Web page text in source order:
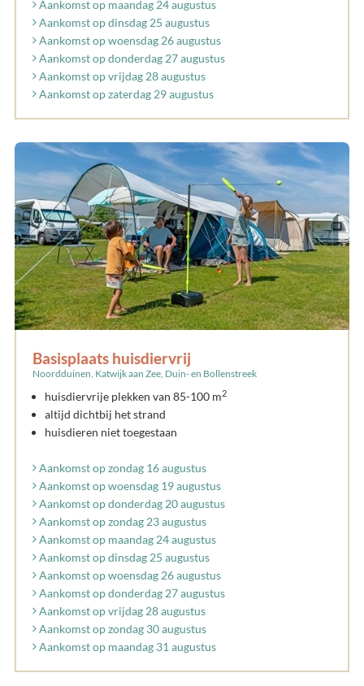
Aankomst op maandag 24 augustus
Aankomst op dinsdag 25 augustus
Aankomst op woensdag 26 augustus
Aankomst op donderdag 27 augustus
Aankomst op vrijdag 28 augustus
Aankomst op zaterdag 29 augustus
Basisplaats huisdiervrij
Noordduinen, Katwijk aan Zee, Duin- en Bollenstreek
huisdiervrije plekken van 85-100 m2
altijd dichtbij het strand
huisdieren niet toegestaan
Aankomst op zondag 16 augustus
Aankomst op woensdag 19 augustus
Aankomst op donderdag 20 augustus
Aankomst op zondag 23 augustus
Aankomst op maandag 24 augustus
Aankomst op dinsdag 25 augustus
Aankomst op woensdag 26 augustus
Aankomst op donderdag 27 augustus
Aankomst op vrijdag 28 augustus
Aankomst op zondag 30 augustus
Aankomst op maandag 31 augustus